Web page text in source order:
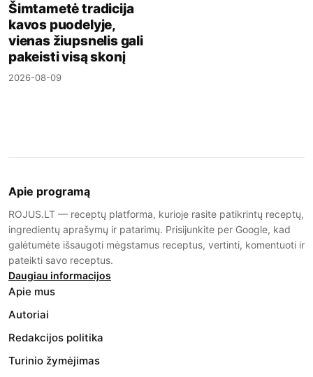
Šimtametė tradicija
kavos puodelyje,
vienas žiupsnelis gali
pakeisti visą skonį
2026-08-09
Apie programą
ROJUS.LT — receptų platforma, kurioje rasite patikrintų receptų,
ingredientų aprašymų ir patarimų. Prisijunkite per Google, kad
galėtumėte išsaugoti mėgstamus receptus, vertinti, komentuoti ir
pateikti savo receptus.
Daugiau informacijos
Apie mus
Autoriai
Redakcijos politika
Turinio žymėjimas